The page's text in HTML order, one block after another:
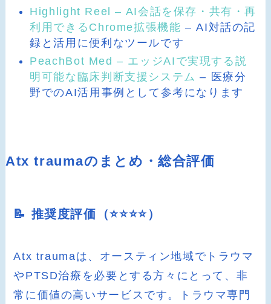
Highlight Reel – AI会話を保存・共有・再
利用できるChrome拡張機能 – AI対話の記
録と活用に便利なツールです
PeachBot Med – エッジAIで実現する説
明可能な臨床判断支援システム – 医療分
野でのAI活用事例として参考になります
Atx traumaのまとめ・総合評価
📝 推奨度評価（⭐️⭐️⭐️⭐️）
Atx traumaは、オースティン地域でトラウマ
やPTSD治療を必要とする方々にとって、非
常に価値の高いサービスです。トラウマ専門